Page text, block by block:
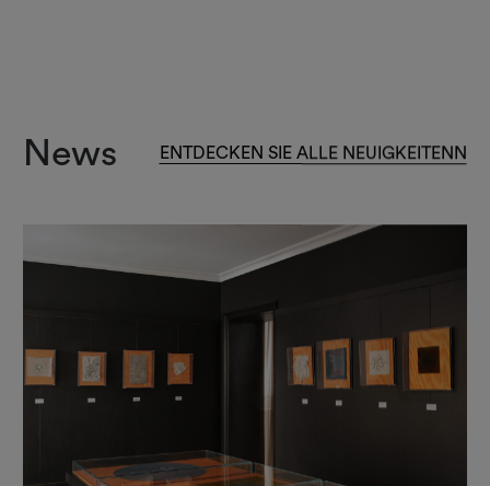
News ENTDECKEN SIE ALLE NEUIGKEITENN